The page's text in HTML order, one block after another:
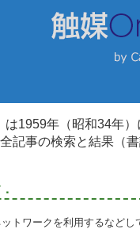
は1959年（昭和34年
記事の検索と結果（
トワークを利用するなど